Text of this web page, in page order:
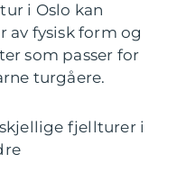
i Oslo kan
av fysisk form og
som passer for
turgåere.
fjellturer i